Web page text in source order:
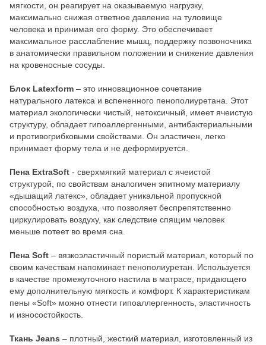
мягкости, он реагирует на оказываемую нагрузку,
максимально снижая ответное давление на туловище
человека и принимая его форму. Это обеспечивает
максимальное расслабление мышц, поддержку позвоночника
в анатомически правильном положении и снижение давления
на кровеносные сосуды.
Блок Latexform – это инновационное сочетание
натурального латекса и вспененного пенополиуретана. Этот
материал экологически чистый, нетоксичный, имеет ячеистую
структуру, обладает гипоаллергенными, антибактериальными
и противогрибковыми свойствами. Он эластичен, легко
принимает форму тела и не деформируется.
Пена ExtraSoft - сверхмягкий материал с ячеистой
структурой, по свойствам аналогичен эпитному материалу
«дышащий латекс», обладает уникальной пропускной
способностью воздуха, что позволяет беспрепятственно
циркулировать воздуху, как следствие спящим человек
меньше потеет во время сна.
Пена Soft – вязкоэластичный пористый материал, который по
своим качествам напоминает пенополиуретан. Используется
в качестве промежуточного настила в матрасе, придающего
ему дополнительную мягкость и комфорт. К характеристикам
пены «Soft» можно отнести гипоаллергенность, эластичность
и износостойкость.
Ткань Jeans – плотный, жесткий материал, изготовленный из